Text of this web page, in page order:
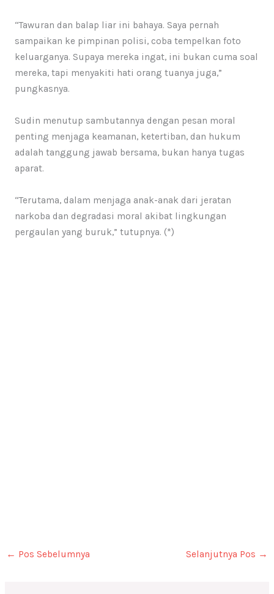
“Tawuran dan balap liar ini bahaya. Saya pernah
sampaikan ke pimpinan polisi, coba tempelkan foto
keluarganya. Supaya mereka ingat, ini bukan cuma soal
mereka, tapi menyakiti hati orang tuanya juga,”
pungkasnya.
Sudin menutup sambutannya dengan pesan moral
penting menjaga keamanan, ketertiban, dan hukum
adalah tanggung jawab bersama, bukan hanya tugas
aparat.
“Terutama, dalam menjaga anak-anak dari jeratan
narkoba dan degradasi moral akibat lingkungan
pergaulan yang buruk,” tutupnya. (*)
← Pos Sebelumnya Selanjutnya Pos →